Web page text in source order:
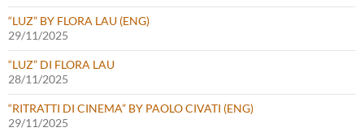
“LUZ” BY FLORA LAU (ENG)
29/11/2025
“LUZ” DI FLORA LAU
28/11/2025
“RITRATTI DI CINEMA” BY PAOLO CIVATI (ENG)
29/11/2025